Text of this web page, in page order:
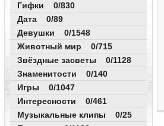
Гифки 0/830
Дата 0/89
Девушки 0/1548
Животный мир 0/715
Звёздные засветы 0/1128
Знаменитости 0/140
Игры 0/1047
Интересности 0/461
Музыкальные клипы 0/25